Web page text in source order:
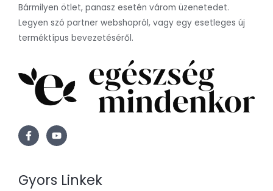
Bármilyen ötlet, panasz esetén várom üzenetedet.
Legyen szó partner webshopról, vagy egy esetleges új
terméktípus bevezetéséről.
Gyors Linkek